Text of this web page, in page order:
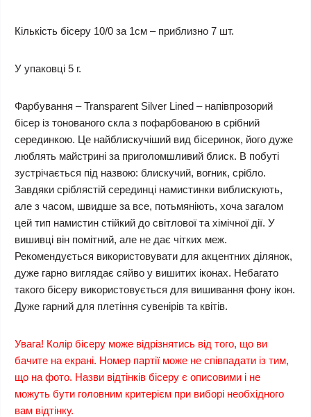
Кількість бісеру 10/0 за 1см – приблизно 7 шт.
У упаковці 5 г.
Фарбування – Transparent Silver Lined – напівпрозорий
бісер із тонованого скла з пофарбованою в срібний
серединкою. Це найблискучіший вид бісеринок, його дуже
люблять майстрині за приголомшливий блиск. В побуті
зустрічається під назвою: блискучий, вогник, срібло.
Завдяки сріблястій серединці намистинки виблискують,
але з часом, швидше за все, потьмяніють, хоча загалом
цей тип намистин стійкий до світлової та хімічної дії. У
вишивці він помітний, але не дає чітких меж.
Рекомендується використовувати для акцентних ділянок,
дуже гарно виглядає сяйво у вишитих іконах. Небагато
такого бісеру використовується для вишивання фону ікон.
Дуже гарний для плетіння сувенірів та квітів.
Увага! Колір бісеру може відрізнятись від того, що ви
бачите на екрані. Номер партії може не співпадати із тим,
що на фото. Назви відтінків бісеру є описовими і не
можуть бути головним критерієм при виборі необхідного
вам відтінку.